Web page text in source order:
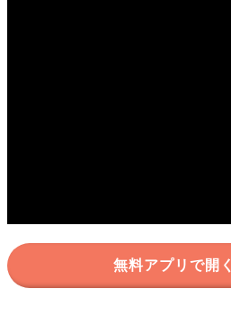
無料アプリで開く